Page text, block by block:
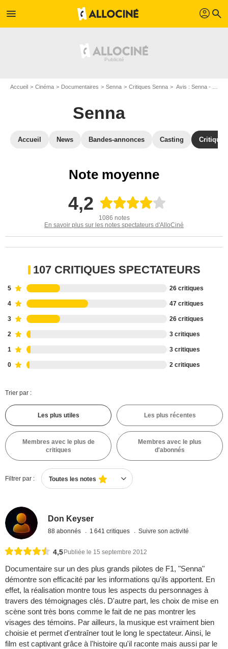
menu profil search
Accueil Cinéma Documentaires Senna Critiques Senna Avis : Senna - Page 5
Senna
Accueil News Bandes-annonces Casting
Note moyenne
4,2
1086 notes
En savoir plus sur les notes spectateurs d'AlloCiné
107 CRITIQUES SPECTATEURS
5 26 critiques
4 47 critiques
3 26 critiques
2 3 critiques
1 3 critiques
0 2 critiques
Trier par :
Les plus utiles Les plus récentes
Membres avec le plus de
critiques
Membres avec le plus
d'abonnés
Filtrer par : Toutes les notes
Don Keyser
88 abonnés 1 641 critiques Suivre son activité
4,5 Publiée le 15 septembre 2012
Documentaire sur un des plus grands pilotes de F1, "Senna"
démontre son efficacité par les informations qu'ils apportent. En
effet, la réalisation montre tous les aspects du personnages à
travers des témoignages clés. D'autre part, les choix de mise en
scène sont très bons comme le fait de ne pas montrer les
visages des témoins. Par ailleurs, la musique est vraiment bien
choisie et permet d'entraîner tout le long le spectateur. Ainsi, le
film est captivant grâce à l'histoire qu'il raconte mais aussi par le